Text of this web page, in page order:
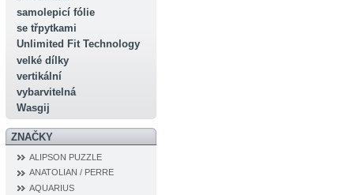
samolepicí fólie
se třpytkami
Unlimited Fit Technology
velké dílky
vertikální
vybarvitelná
Wasgij
ZNAČKY
ALIPSON PUZZLE
ANATOLIAN / PERRE
AQUARIUS